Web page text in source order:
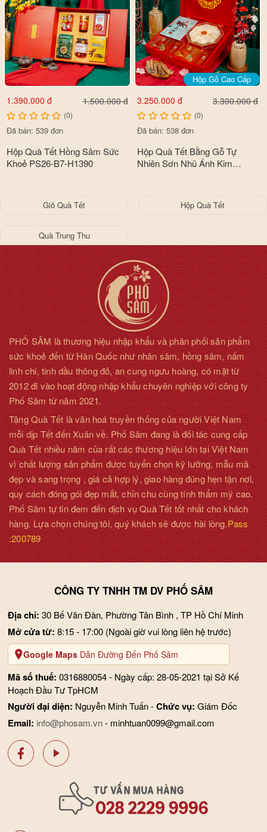
1.390.000 đ 1.500.000 đ
(0)
Đã bán: 539 đơn
Hộp Quà Tết Hồng Sâm Sức
Khoẻ PS26-B7-H1390
Hộp Gỗ Cao Cấp
3.250.000 đ 3.300.000 đ
(0)
Đã bán: 538 đơn
Hộp Quà Tết Bằng Gỗ Tự
Nhiên Sơn Nhũ Ánh Kim
Giỏ Quà Tết Hộp Quà Tết
Quà Trung Thu
PHỐ SÂM là thương hiệu nhập khẩu và phân phối sản phẩm
sức khoẻ đến từ Hàn Quốc như nhân sâm, hồng sâm, nấm
linh chi, tinh dầu thông đỏ, an cung ngưu hoàng, có mặt từ
2012 đi vào hoạt động nhập khẩu chuyên nghiệp với công ty
Phố Sâm từ năm 2021.
Tặng Quà Tết là văn hoá truyền thống của người Việt Nam
mỗi dịp Tết đến Xuân về. Phố Sâm đang là đối tác cung cấp
Quà Tết nhiều năm của rất các thương hiệu lớn tại Việt Nam
vì chất lượng sản phẩm được tuyển chọn kỹ lưỡng, mẫu mã
đẹp và sang trọng , giá cả hợp lý, giao hàng đúng hẹn tận nơi,
quy cách đóng gói đẹp mắt, chỉn chu cùng tính thẩm mỹ cao.
Phố Sâm tự tin đem đến dịch vụ Quà Tết tốt nhất cho khách
hàng. Lựa chọn chúng tôi, quý khách sẽ được hài lòng.Pass
:200789
CÔNG TY TNHH TM DV PHỐ SÂM
Địa chỉ: 30 Bế Văn Đàn, Phường Tân Bình , TP Hồ Chí Minh
Mở cửa từ:8:15 - 17:00 (Ngoài giờ vui lòng liên hệ trước)
Google Maps Dẫn Đường Đến Phố Sâm
Mã số thuế: 0316880054 - Ngày cấp: 28-05-2021 tại Sở Kế
Hoạch Đầu Tư TpHCM
Người đại diện: Nguyễn Minh Tuấn -Chức vụ: Giám Đốc
Email: info@phosam.vn- minhtuan0099@gmail.com